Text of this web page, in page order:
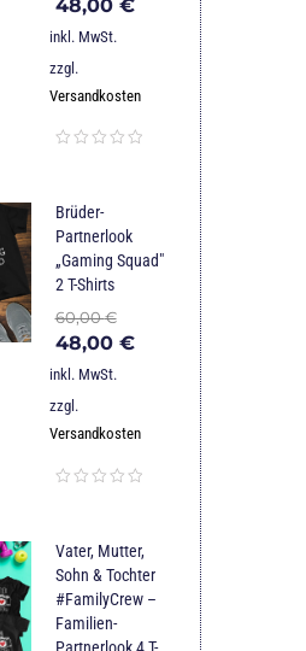
48,00 €
inkl. MwSt.
zzgl.
Versandkosten
Brüder-
Partnerlook
„Gaming Squad"
2 T-Shirts
60,00€
48,00 €
inkl. MwSt.
zzgl.
Versandkosten
Vater, Mutter,
Sohn & Tochter
#FamilyCrew –
Familien-
Partnerlook 4 T-